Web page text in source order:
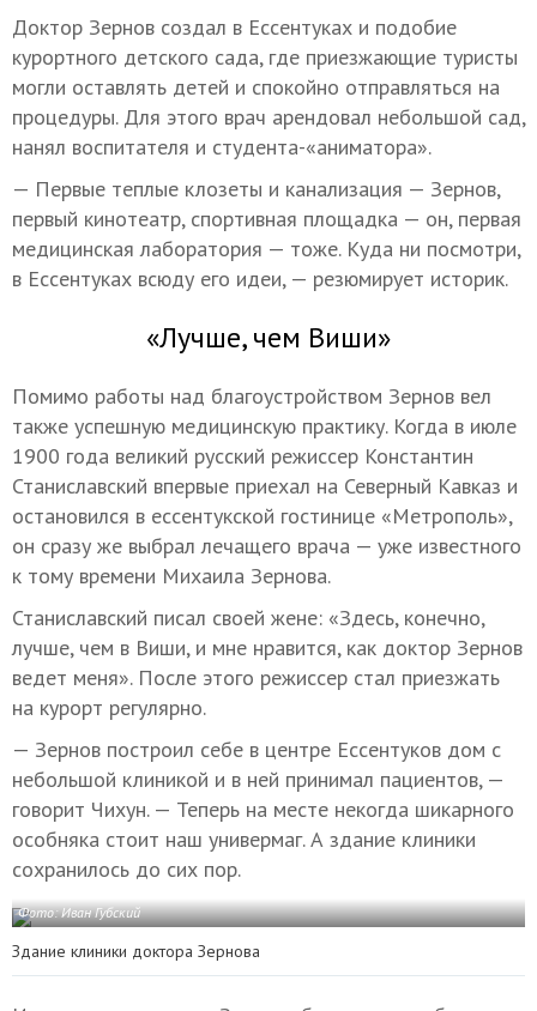
Доктор Зернов создал в Ессентуках и подобие
курортного детского сада, где приезжающие туристы
могли оставлять детей и спокойно отправляться на
процедуры. Для этого врач арендовал небольшой сад,
нанял воспитателя и студента-«аниматора».
— Первые теплые клозеты и канализация — Зернов,
первый кинотеатр, спортивная площадка — он, первая
медицинская лаборатория — тоже. Куда ни посмотри,
в Ессентуках всюду его идеи, — резюмирует историк.
«Лучше, чем Виши»
Помимо работы над благоустройством Зернов вел
также успешную медицинскую практику. Когда в июле
1900 года великий русский режиссер Константин
Станиславский впервые приехал на Северный Кавказ и
остановился в ессентукской гостинице «Метрополь»,
он сразу же выбрал лечащего врача — уже известного
к тому времени Михаила Зернова.
Станиславский писал своей жене: «Здесь, конечно,
лучше, чем в Виши, и мне нравится, как доктор Зернов
ведет меня». После этого режиссер стал приезжать
на курорт регулярно.
— Зернов построил себе в центре Ессентуков дом с
небольшой клиникой и в ней принимал пациентов, —
говорит Чихун. — Теперь на месте некогда шикарного
особняка стоит наш универмаг. А здание клиники
сохранилось до сих пор.
Фото: Иван Губский
Здание клиники доктора Зернова